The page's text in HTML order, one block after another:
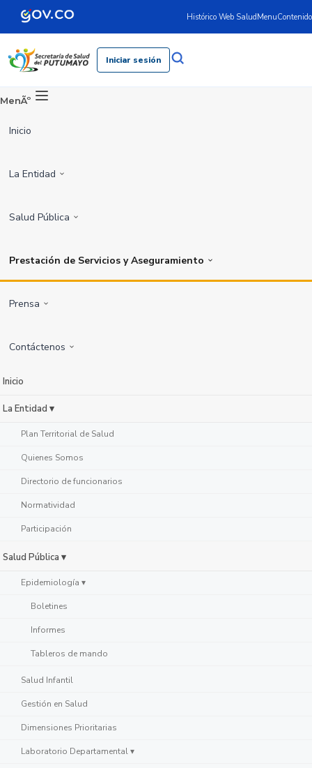
Histórico Web SaludMenuContenido
Iniciar sesión
MenÃº
Inicio
La Entidad
Salud Pública
Prestación de Servicios y Aseguramiento
Prensa
Contáctenos
Inicio
La Entidad ▾
Plan Territorial de Salud
Quienes Somos
Directorio de funcionarios
Normatividad
Participación
Salud Pública ▾
Epidemiología ▾
Boletines
Informes
Tableros de mando
Salud Infantil
Gestión en Salud
Dimensiones Prioritarias
Laboratorio Departamental ▾